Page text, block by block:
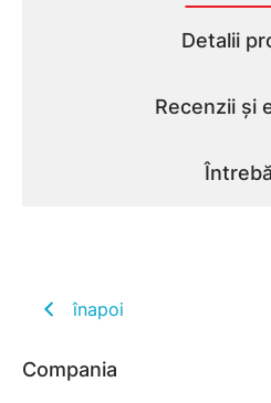
Detalii
Recenzii și
înapoi
Compania